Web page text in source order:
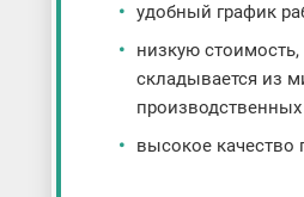
удобный график
низкую стоимость,
складывается из
производственных
высокое качество